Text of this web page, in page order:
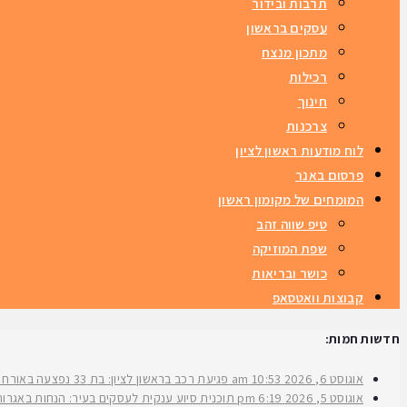
עסקים בראשון
מתכון מנצח
רכילות
חינוך
צרכנות
לוח מודעות ראשון לציון
פרסום באנר
המומחים של מקומון ראשון
טיפ שווה זהב
שפת המוזיקה
כושר ובריאות
קבוצות וואטסאפ
חדשות חמות:
אוגוסט 6, 2026 10:53 am
פגיעת רכב בראשון לציון: בת 33 נפצעה באורח בינוני ברחוב ירושלים
אוגוסט 5, 2026
6:19 pm
תוכנית סיוע ענקית לעסקים בעיר: הנחות